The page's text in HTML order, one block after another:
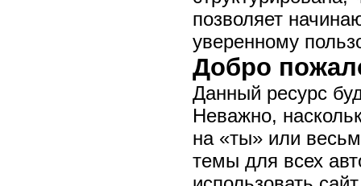
позволяет
уверенному
Добро
Данный ресурс
Неважно,
на «ты» или
темы для всех